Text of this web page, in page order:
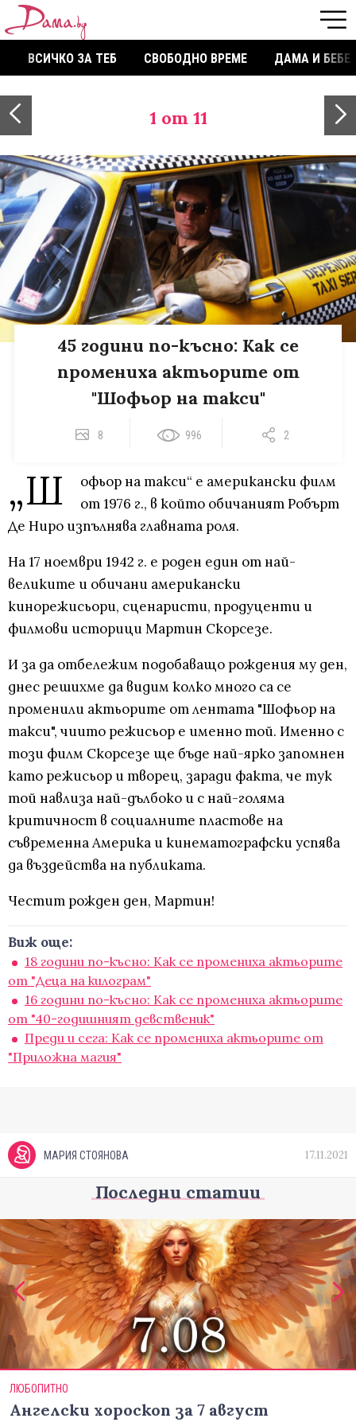
ВСИЧКО ЗА ТЕБ СВОБОДНО ВРЕМЕ ДАМА И БЕБЕ
1 от 11
45 години по-късно: Как се
промениха актьорите от
"Шофьор на такси"
8 996 2
„Ш
офьор на такси“ е американски филм
от 1976 г., в който обичаният Робърт
Де Ниро изпълнява главната роля.
На 17 ноември 1942 г. е роден един от най-
великите и обичани американски
кинорежисьори, сценаристи, продуценти и
филмови историци Мартин Скорсезе.
И за да отбележим подобаващо рождения му ден,
днес решихме да видим колко много са се
променили актьорите от лентата "Шофьор на
такси", чиито режисьор е именно той. Именно с
този филм Скорсезе ще бъде най-ярко запомнен
като режисьор и творец, заради факта, че тук
той навлиза най-дълбоко и с най-голяма
критичност в социалните пластове на
съвременна Америка и кинематографски успява
да въздейства на публиката.
Честит рожден ден, Мартин!
Виж още:
18 години по-късно: Как се промениха актьорите
от "Деца на килограм"
16 години по-късно: Как се промениха актьорите
от "40-годишният девственик"
Преди и сега: Как се промениха актьорите от
"Приложна магия"
МАРИЯ СТОЯНОВА 17.11.2021
Последни статии
ЛЮБОПИТНО
Ангелски хороскоп за 7 август